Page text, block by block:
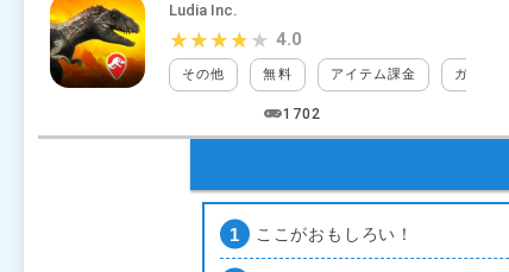
Ludia Inc.
その他 無料 アイテム課金 ガチャ課
★★★★★
★★★★★ 4.0
1702
ここがおもしろい！